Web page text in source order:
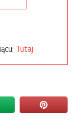
Tutaj